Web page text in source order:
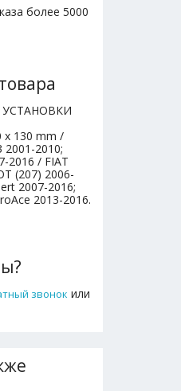
более 5000
УСТАНОВКИ
x 130 mm /
2001-2010;
2016 / FIAT
(207) 2006-
2007-2016;
2013-2016.
звонок или